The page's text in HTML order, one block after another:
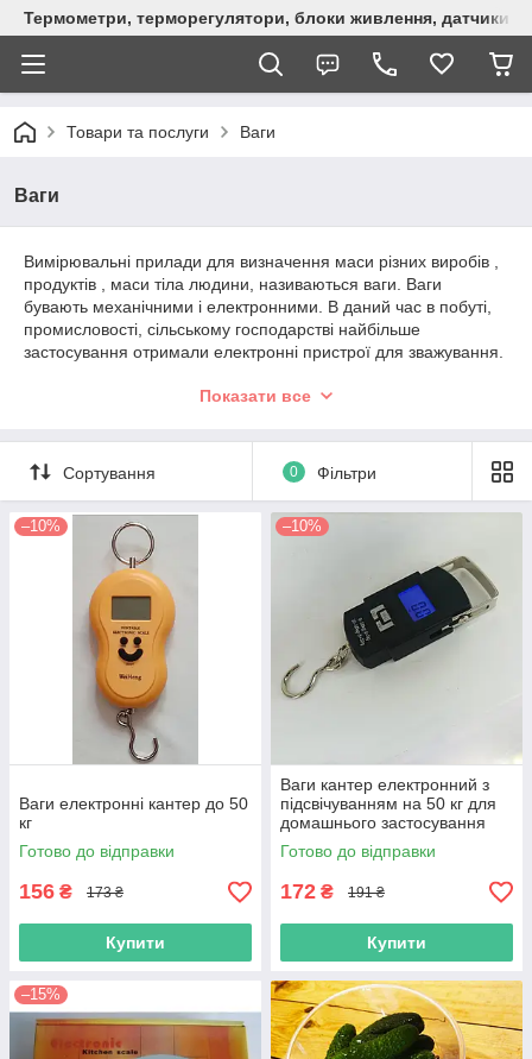
Термометри, терморегулятори, блоки живлення, датчики,
Товари та послуги Ваги
Ваги
Вимірювальні прилади для визначення маси різних виробів ,
продуктів , маси тіла людини, називаються ваги. Ваги
бувають механічними і електронними. В даний час в побуті,
промисловості, сільському господарстві найбільше
застосування отримали електронні пристрої для зважування.
побутових ваг порівняно невелика.
Показати все
Сортування 0 Фільтри
–10%
Ваги електронні кантер до 50
кг
Готово до відправки
156 ₴ 173 ₴
Купити
–10%
Ваги кантер електронний з
підсвічуванням на 50 кг для
домашнього застосування
Готово до відправки
172 ₴ 191 ₴
Купити
–15%